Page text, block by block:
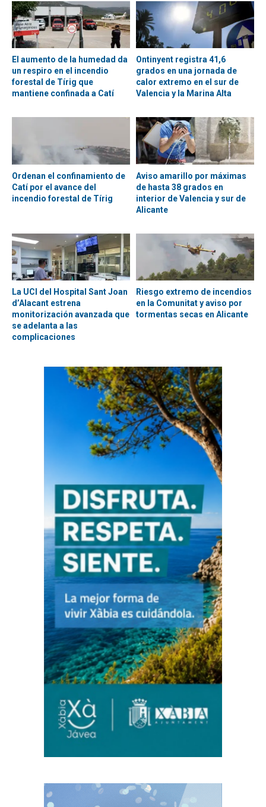
El aumento de la humedad da
un respiro en el incendio
forestal de Tírig que
mantiene confinada a Catí
Ontinyent registra 41,6
grados en una jornada de
calor extremo en el sur de
Valencia y la Marina Alta
Ordenan el confinamiento de
Catí por el avance del
incendio forestal de Tírig
Aviso amarillo por máximas
de hasta 38 grados en
interior de Valencia y sur de
Alicante
La UCI del Hospital Sant Joan
d’Alacant estrena
monitorización avanzada que
se adelanta a las
complicaciones
Riesgo extremo de incendios
en la Comunitat y aviso por
tormentas secas en Alicante